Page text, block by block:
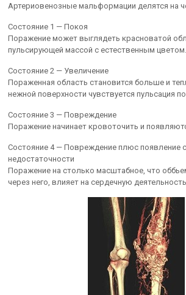
Артериовенозные мальформации делятся на
Состояние 1 — Покоя
Поражение может выглядеть красноватой
пульсирующей массой с естественным цветом.
Состояние 2 — Увеличение
Пораженная область становится больше и
нежной поверхности чувствуется пульсация
Состояние 3 — Повреждение
Поражение начинает кровоточить и
Состояние 4 — Повреждение плюс появление
недостаточности
Поражение на столько масштабное, что
через него, влияет на сердечную деятельность.